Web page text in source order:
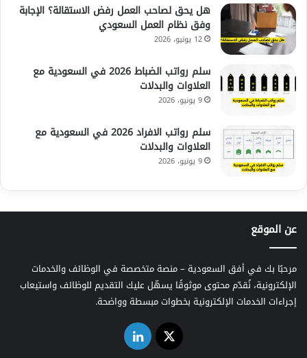
هل يحق لصاحب العمل رفض الاستقالة؟ الإجابة
وفق نظام العمل السعودي
12 يونيو، 2026
سلم رواتب الضباط 2026 في السعودية مع
العلاوات والبدلات
9 يونيو، 2026
سلم رواتب الافراد 2026 في السعودية مع
العلاوات والبدلات
9 يونيو، 2026
عن الموقع
مرحبًا بك في أفق السعودية – منصة متخصصة في الوظائف والخدمات
الإلكترونية، نُقدّم محتوى موثوقًا يسهّل عليك التقديم للوظائف واستيعاب
إجراءات الخدمات الإلكترونية بخطوات مبسطة وواضحة.
‫X لينكدإن